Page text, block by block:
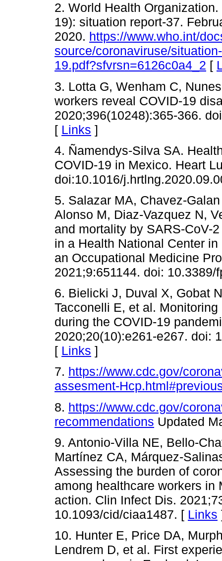
2. World Health
19): situation report-37.
2020. https://www.who.int/
source/coronaviruse/
19.pdf?sfvrsn=6126c0a4_2 [
3. Lotta G, Wenham C,
workers reveal COVID-19
2020;396(10248):365-366.
[ Links ]
4. Ñamendys-Silva SA.
COVID-19 in Mexico. Heart
doi:10.1016/
5. Salazar MA, Chavez-
Alonso M, Diaz-Vazquez N,
and mortality by SARS-CoV-
in a Health National Center
an Occupational Medicine
2021;9:651144. doi:
6. Bielicki J, Duval X, Gobat
Tacconelli E, et al.
during the COVID-19
2020;20(10):e261-e267. doi:
[ Links ]
7. https://www.cdc.gov/
assesment-
8. https://www.cdc.gov/
recommendations Updated
9. Antonio-Villa NE, Bello-
Martínez CA, Márquez-
Assessing the burden of
among healthcare workers
action. Clin Infect Dis.
10.1093/cid/ciaa1487. [ Links
10. Hunter E, Price DA,
Lendrem D, et al. First